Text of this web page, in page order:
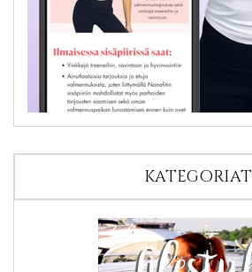
KATEGORIAT